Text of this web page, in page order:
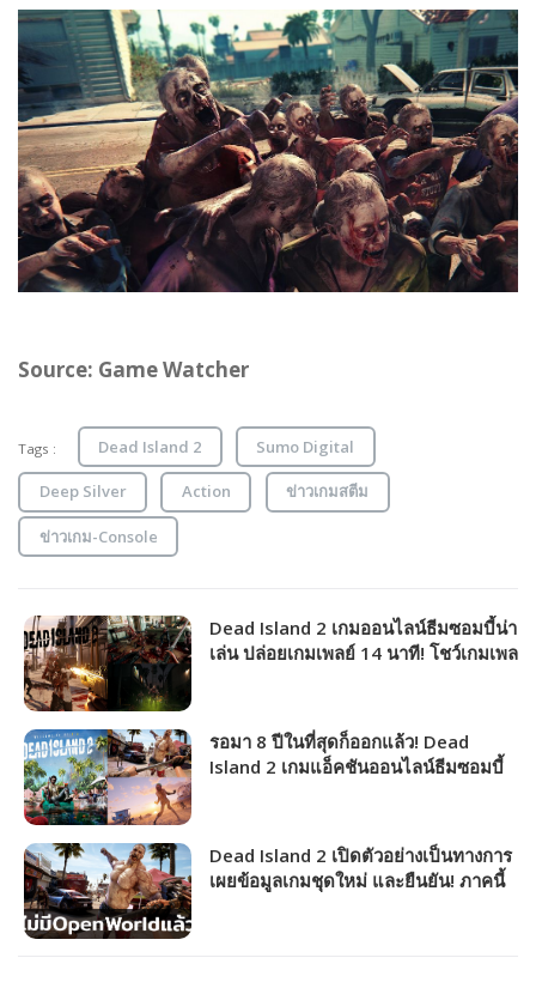
Source: Game Watcher
Tags : Dead Island 2 Sumo Digital
Deep Silver Action ข่าวเกมสตีม
ข่าวเกม-Console
Dead Island 2 เกมออนไลน์ธีมซอมบี้น่า
เล่น ปล่อยเกมเพลย์ 14 นาที! โชว์เกมเพล
รอมา 8 ปีในที่สุดก็ออกแล้ว! Dead
Island 2 เกมแอ็คชันออนไลน์ธีมซอมบี้
Dead Island 2 เปิดตัวอย่างเป็นทางการ
เผยข้อมูลเกมชุดใหม่ และยืนยัน! ภาคนี้